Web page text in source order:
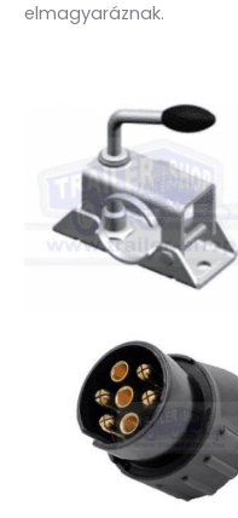
elmagyaráznak.